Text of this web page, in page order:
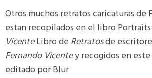
Otros muchos retratos caricaturas de
estan recopilados en el libro
VicenteLibro de Retratosde
Fernando Vicentey recogidos en
editado por Blur